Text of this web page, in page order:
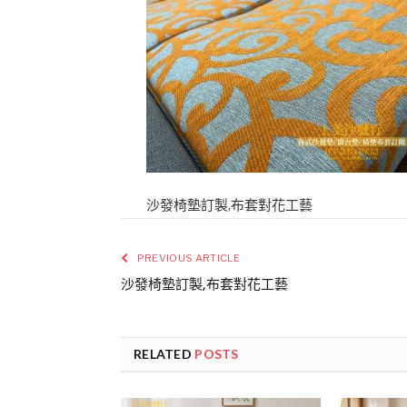
沙發椅墊訂製,布套對花工藝
PREVIOUS ARTICLE
沙發椅墊訂製,布套對花工藝
RELATED POSTS